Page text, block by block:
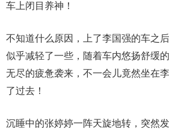
车上闭目养神！
不知道什么原因，上了李国强的车之
似乎减轻了一些，随着车内悠扬舒缓
无尽的疲惫袭来，不一会儿竟然坐在
了过去！
沉睡中的张婷婷一阵天旋地转，突然